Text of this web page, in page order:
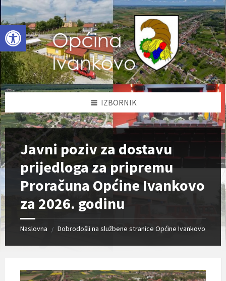
Open toolbar
Skip
to
content
Skip
to
left
sidebar
Skip
to
footer
IZBORNIK
Javni poziv za dostavu
prijedloga za pripremu
Proračuna Općine Ivankovo
za 2026. godinu
Naslovna / Dobrodošli na službene stranice Općine Ivankovo